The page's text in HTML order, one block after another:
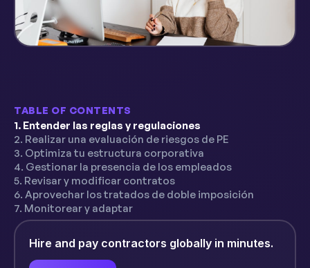
TABLE OF CONTENTS
1. Entender las reglas y regulaciones
2. Realizar una evaluación de riesgos de PE
3. Optimiza tu estructura corporativa
4. Gestionar la presencia de los empleados
5. Revisar y modificar contratos
6. Aprovechar los tratados de doble imposición
7. Monitorear y adaptar
Hire and pay contractors globally in minutes.